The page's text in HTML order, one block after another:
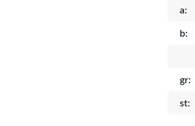
a:
b:
gr:
st: